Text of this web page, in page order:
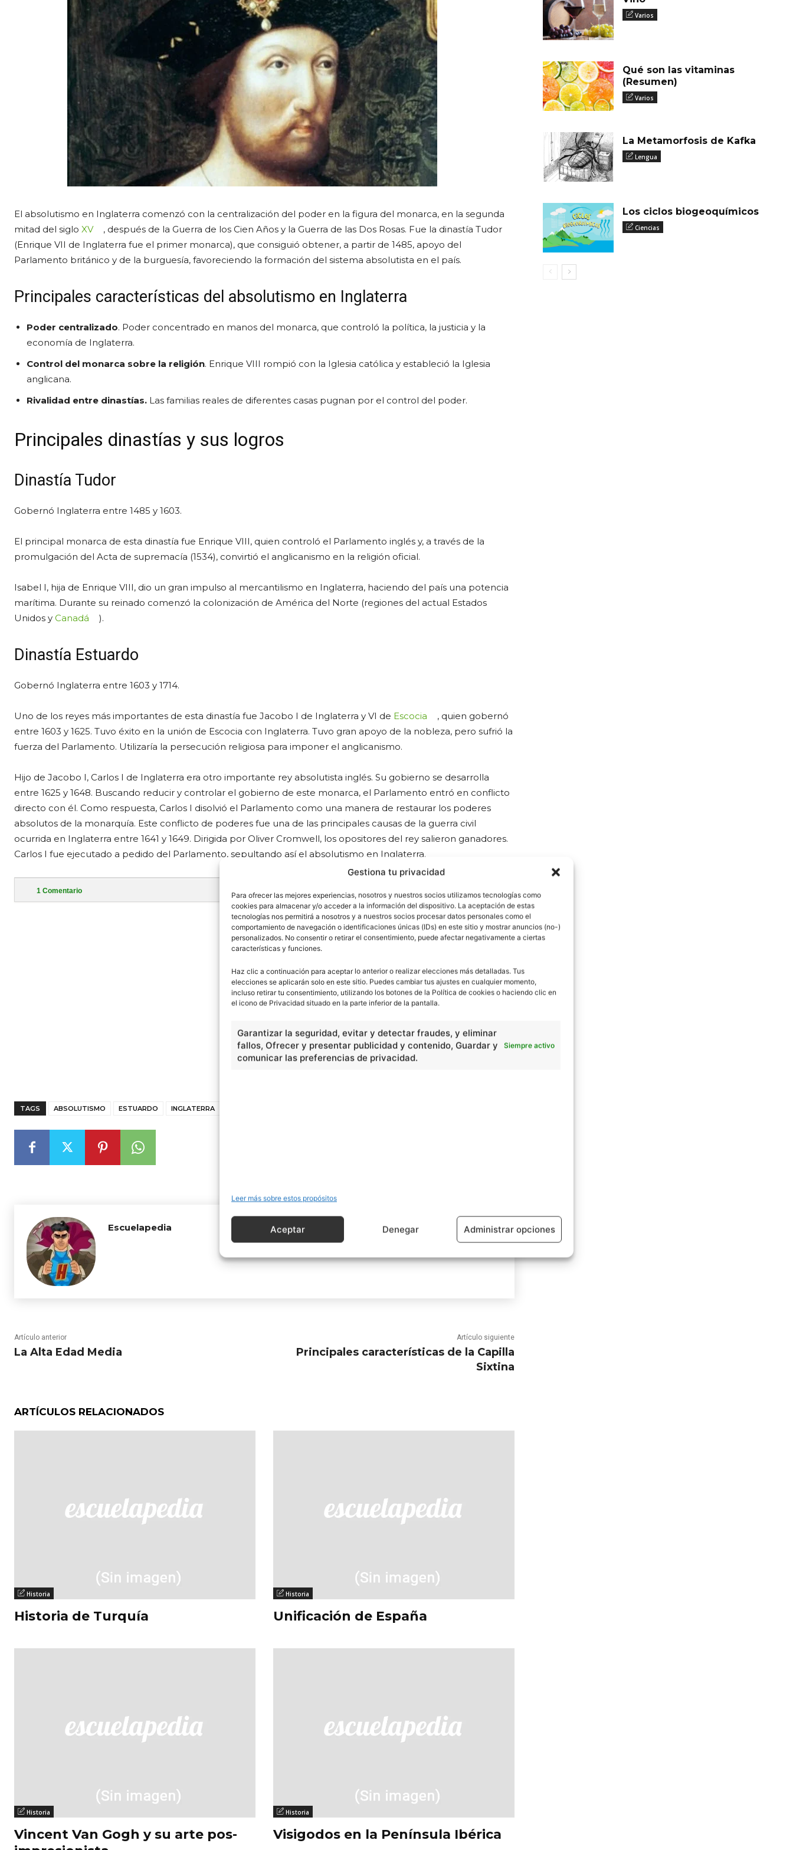
Gestiona tu privacidad
Para ofrecer las mejores experiencias, nosotros y nuestros socios utilizamos tecnologías como
cookies para almacenar y/o acceder a la información del dispositivo. La aceptación de estas
tecnologías nos permitirá a nosotros y a nuestros socios procesar datos personales como el
comportamiento de navegación o identificaciones únicas (IDs) en este sitio y mostrar anuncios (no-)
personalizados. No consentir o retirar el consentimiento, puede afectar negativamente a ciertas
características y funciones.
Haz clic a continuación para aceptar lo anterior o realizar elecciones más detalladas. Tus
elecciones se aplicarán solo en este sitio. Puedes cambiar tus ajustes en cualquier momento,
incluso retirar tu consentimiento, utilizando los botones de la Política de cookies o haciendo clic en
el icono de Privacidad situado en la parte inferior de la pantalla.
Garantizar la seguridad, evitar y detectar fraudes, y eliminar
fallos, Ofrecer y presentar publicidad y contenido, Guardar y
comunicar las preferencias de privacidad.
Siempre activo
Leer más sobre estos propósitos
Aceptar Denegar Administrar opciones
El absolutismo en Inglaterra comenzó con la centralización del poder en la figura del monarca, en la segunda
mitad del siglo XV
, después de la Guerra de los Cien Años y la Guerra de las Dos Rosas. Fue la dinastía Tudor
(Enrique VII de Inglaterra fue el primer monarca), que consiguió obtener, a partir de 1485, apoyo del
Parlamento británico y de la burguesía, favoreciendo la formación del sistema absolutista en el país.
Principales características del absolutismo en Inglaterra
Poder centralizado. Poder concentrado en manos del monarca, que controló la política, la justicia y la
economía de Inglaterra.
Control del monarca sobre la religión. Enrique VIII rompió con la Iglesia católica y estableció la Iglesia
anglicana.
Rivalidad entre dinastías. Las familias reales de diferentes casas pugnan por el control del poder.
Principales dinastías y sus logros
Dinastía Tudor
Gobernó Inglaterra entre 1485 y 1603.
El principal monarca de esta dinastía fue Enrique VIII, quien controló el Parlamento inglés y, a través de la
promulgación del Acta de supremacía (1534), convirtió el anglicanismo en la religión oficial.
Isabel I, hija de Enrique VIII, dio un gran impulso al mercantilismo en Inglaterra, haciendo del país una potencia
marítima. Durante su reinado comenzó la colonización de América del Norte (regiones del actual Estados
Unidos y Canadá ).
Dinastía Estuardo
Gobernó Inglaterra entre 1603 y 1714.
Uno de los reyes más importantes de esta dinastía fue Jacobo I de Inglaterra y VI de Escocia
, quien gobernó
entre 1603 y 1625. Tuvo éxito en la unión de Escocia con Inglaterra. Tuvo gran apoyo de la nobleza, pero sufrió la
fuerza del Parlamento. Utilizaría la persecución religiosa para imponer el anglicanismo.
Hijo de Jacobo I, Carlos I de Inglaterra era otro importante rey absolutista inglés. Su gobierno se desarrolla
entre 1625 y 1648. Buscando reducir y controlar el gobierno de este monarca, el Parlamento entró en conflicto
directo con él. Como respuesta, Carlos I disolvió el Parlamento como una manera de restaurar los poderes
absolutos de la monarquía. Este conflicto de poderes fue una de las principales causas de la guerra civil
ocurrida en Inglaterra entre 1641 y 1649. Dirigida por Oliver Cromwell, los opositores del rey salieron ganadores.
Carlos I fue ejecutado a pedido del Parlamento, sepultando así el absolutismo en Inglaterra.
1 Comentario
- Publicidad -
TAGS ABSOLUTISMO ESTUARDO INGLATERRA
Escuelapedia
Artículo anterior
La Alta Edad Media
Artículo siguiente
Principales características de la Capilla
Sixtina
ARTÍCULOS RELACIONADOS
Historia
Historia de Turquía
Historia
Unificación de España
Historia
Vincent Van Gogh y su arte pos-
Historia
Visigodos en la Península Ibérica
Varios
Qué son las vitaminas
(Resumen)
Varios
La Metamorfosis de Kafka
Lengua
Los ciclos biogeoquímicos
Ciencias